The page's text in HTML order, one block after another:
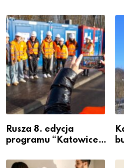
Rusza 8. edycja
programu “Katowice
– nabór dla